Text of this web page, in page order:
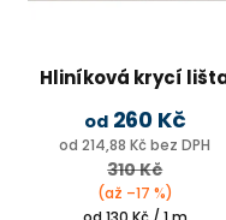
Hliníková krycí
od 214,88 Kč bez DPH
od260 Kč
310 Kč
(až –17 %)
Měrná